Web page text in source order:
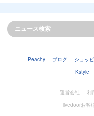
Peachy ブログ ショッ
Kstyle
運営会社 利
livedoorお客